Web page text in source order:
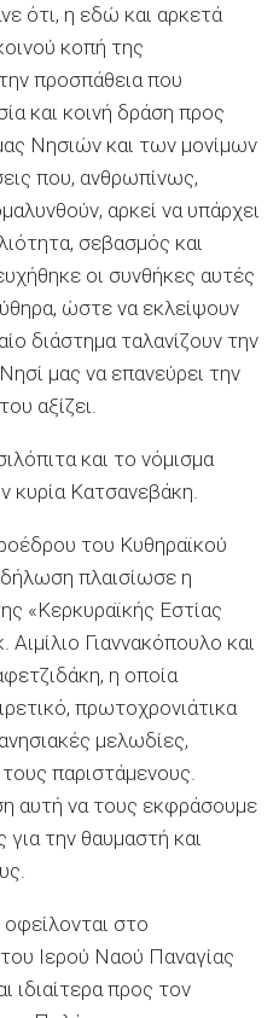
ότι, η εδώ και αρκετά
κοπή της
προσπάθεια που
και κοινή δράση προς
Νησιών και των μονίμων
που, ανθρωπίνως,
αρκεί να υπάρχει
σεβασμός και
οι συνθήκες αυτές
ώστενα εκλείψουν
διάστημα ταλανίζουν την
μας να επανεύρει την
αξίζει.
και το νόμισμα
κυρία Κατσανεβάκη.
του Κυθηραϊκού
η πλαισίωσε η
«Κερκυραϊκής Εστίας
Γιαννακόπουλο και
ιδάκη, η οποία
πρωτοχρονιάτικα
μελωδίες,
παριστάμενους.
αυτή να τους εκφράσουμε
για την θαυμαστή και
στο
Ιερού Ναού Παναγίας
ιδιαίτερα προς τον